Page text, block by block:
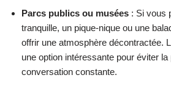
Parcs publics ou musées : Si vous
tranquille, un pique-nique ou une
offrir une atmosphère décontractée.
une option intéressante pour éviter la
conversation constante.